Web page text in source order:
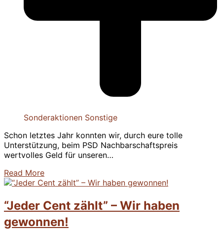
Sonderaktionen Sonstige
Schon letztes Jahr konnten wir, durch eure tolle
Unterstützung, beim PSD Nachbarschaftspreis
wertvolles Geld für unseren…
Read More
“Jeder Cent zählt” – Wir haben
gewonnen!